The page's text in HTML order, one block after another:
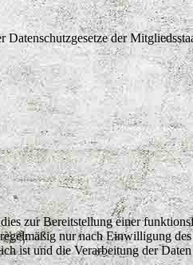
der
zur Bereitstellung einer
nur nach Einwilligung
ist und die Verarbeitung der